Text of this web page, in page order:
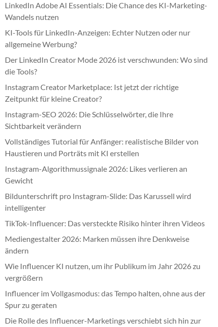
LinkedIn Adobe AI Essentials: Die Chance des KI-Marketing-
Wandels nutzen
KI-Tools für LinkedIn-Anzeigen: Echter Nutzen oder nur
allgemeine Werbung?
Der LinkedIn Creator Mode 2026 ist verschwunden: Wo sind
die Tools?
Instagram Creator Marketplace: Ist jetzt der richtige
Zeitpunkt für kleine Creator?
Instagram-SEO 2026: Die Schlüsselwörter, die Ihre
Sichtbarkeit verändern
Vollständiges Tutorial für Anfänger: realistische Bilder von
Haustieren und Porträts mit KI erstellen
Instagram-Algorithmussignale 2026: Likes verlieren an
Gewicht
Bildunterschrift pro Instagram-Slide: Das Karussell wird
intelligenter
TikTok-Influencer: Das versteckte Risiko hinter ihren Videos
Mediengestalter 2026: Marken müssen ihre Denkweise
ändern
Wie Influencer KI nutzen, um ihr Publikum im Jahr 2026 zu
vergrößern
Influencer im Vollgasmodus: das Tempo halten, ohne aus der
Spur zu geraten
Die Rolle des Influencer-Marketings verschiebt sich hin zur